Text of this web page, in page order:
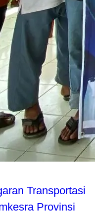
Transportasi
Provinsi